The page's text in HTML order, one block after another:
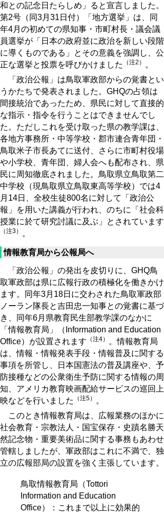
和との記念日たらしめ」ると宣言しました。
第2号（同3月31日付）「地方選挙」は、同
年4月の初めての県知事・市町村長・議会議
員選挙が「日本の政府並に政治を新しい段階
に導くものである」とその意義を強調し、公
正な選挙と投票を呼びかけました
（注2）
。
「政治公報」は鳥取軍政部からの覚書とい
うかたちで発表されました。GHQの占領は
間接統治であったため、県民に対して直接的
な指示・指令を行うことはできませんでし
た。ただしこれを受け取った県の教学課は、
各地方事務所・中等学校・郡市連合青年団・
鳥取米子市長あてに送付、さらに市町村役場
や小学校、青年団、婦人会へも配布され、県
民に周知徹底されました。鳥取県立鳥取第二
中学校（現鳥取県立鳥取東高等学校）では4
月14日、全校生徒800名に対して「政治公
報」を用いた講義が行われ、のちに「社会科
授業に於て研究討議に及ぶ」とされています
（注3） 。
情報教育局から公報局へ
「政治公報」の発出を皮切りに、GHQ鳥
取軍政部は県に広報行政の積極化を働きかけ
ます。同年3月18日に交わされた鳥取軍政部
ノーラン隊長と吉田忠一知事との覚書に基づ
き、同年6月県教育民生部教学課のなかに
「情報教育局」（Information and Education
Office）が設置されます （注4）
。情報教育局
は、情報・情報発表手段・情報普及に関する
事項を所管し、日本国憲法の普及講座や、予
防接種などの公衆衛生予防に関する情報の周
知、アメリカ教育映画配給サービスの巡回上
映などを行いました
（注5）
。
このとき情報教育局は、広報業務のほかに
社会教育・宗教法人・国宝保存・史蹟名勝天
然記念物・重要美術品に関する事務もあわせ
管轄しましたが、軍政部はこれに不満で、独
立の広報部局の設置を強く主張しています。
鳥取情報教育局（Tottori
Information and Education
Office）：これまで以上に効果的